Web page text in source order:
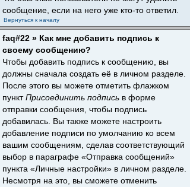
сообщение, если на него уже кто-то ответил.
Вернуться к началу
faq#22 » Как мне добавить подпись к
своему сообщению?
Чтобы добавить подпись к сообщению, вы
должны сначала создать её в личном разделе.
После этого вы можете отметить флажком
пунктПрисоединить подпись в форме
отправки сообщения, чтобы подпись
добавилась. Вы также можете настроить
добавление подписи по умолчанию ко всем
вашим сообщениям, сделав соответствующий
выбор в параграфе «Отправка сообщений»
пункта «Личные настройки» в личном разделе.
Несмотря на это, вы сможете отменить